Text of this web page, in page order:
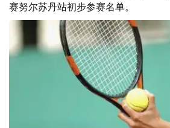
赛努尔苏丹站初步参赛名单。